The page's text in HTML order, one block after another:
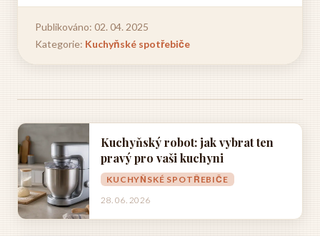
Publikováno: 02. 04. 2025
Kategorie: Kuchyňské spotřebiče
Kuchyňský robot: jak vybrat ten
pravý pro vaši kuchyni
KUCHYŇSKÉ SPOTŘEBIČE
28. 06. 2026